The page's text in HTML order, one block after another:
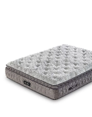
1106,00 €.996,00 €.